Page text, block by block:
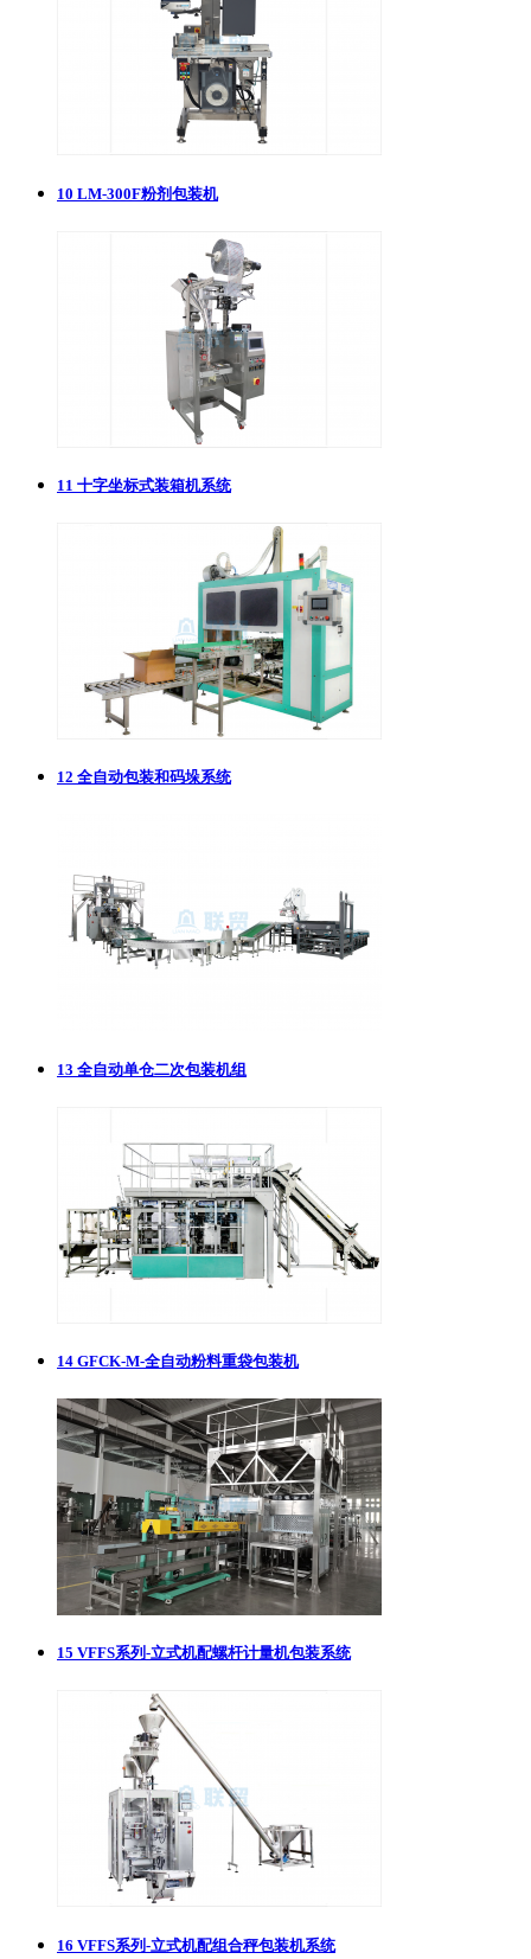
10 LM-300F粉剂包装机
11 十字坐标式装箱机系统
12 全自动包装和码垛系统
13 全自动单仓二次包装机组
14 GFCK-M-全自动粉料重袋包装机
15 VFFS系列-立式机配螺杆计量机包装系统
16 VFFS系列-立式机配组合秤包装机系统